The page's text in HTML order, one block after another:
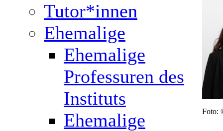
Tutor*innen
Ehemalige
Ehemalige
Professuren des
Instituts
Ehemalige
Foto: